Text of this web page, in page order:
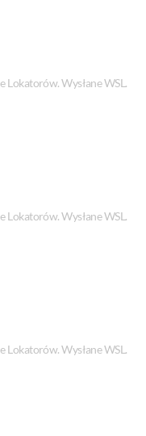
Lokatorów. WysłaneWSL .
Lokatorów. WysłaneWSL .
Lokatorów. WysłaneWSL .